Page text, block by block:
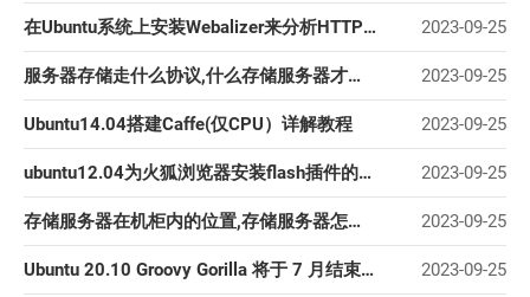
在Ubuntu系统上安装Webalizer来分析HTTP流量 2023-09-25
服务器存储走什么协议,什么存储服务器才是企业最佳存储方案？ 2023-09-25
Ubuntu14.04搭建Caffe(仅CPU）详解教程 2023-09-25
ubuntu12.04为火狐浏览器安装flash插件的方法 2023-09-25
存储服务器在机柜内的位置,存储服务器怎么选 2023-09-25
Ubuntu 20.10 Groovy Gorilla 将于 7 月结束支持 2023-09-25